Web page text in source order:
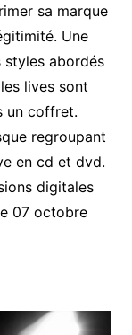
sa marque
Une
styles abordés
lives sont
un coffret.
regroupant
en cd et dvd.
digitales
07 octobre